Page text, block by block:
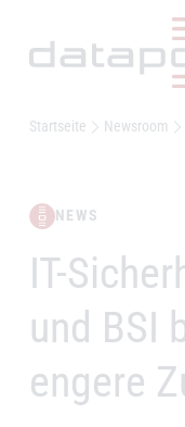
Startseite Newsroom
NEWS
–IT-
und BSI
engere